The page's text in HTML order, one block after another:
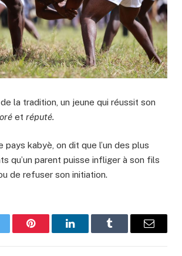
la tradition, un jeune qui réussit son
et réputé.
pays kabyè, on dit que l’un des plus
qu’un parent puisse infliger à son fils
de refuser son initiation.
Pinterest LinkedInTumblr Email